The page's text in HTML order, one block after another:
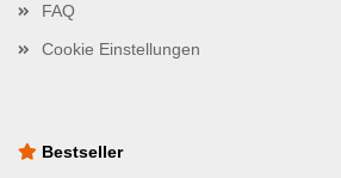
FAQ
Cookie Einstellungen
Bestseller